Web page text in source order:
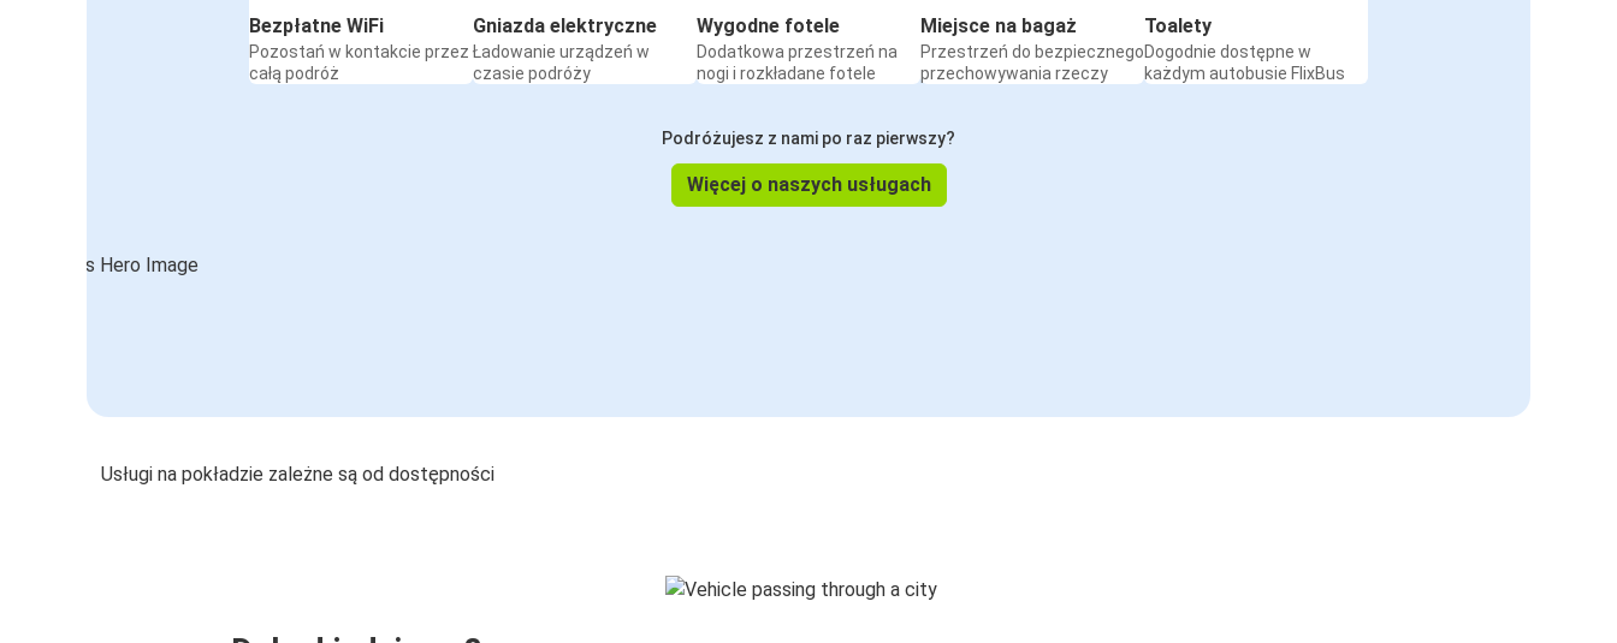
Bezpłatne WiFi
Pozostań w kontakcie przez
całą podróż
Gniazda elektryczne
Ładowanie urządzeń w
czasie podróży
Wygodne fotele
Dodatkowa przestrzeń na
nogi i rozkładane fotele
Miejsce na bagaż
Przestrzeń do bezpiecznego
przechowywania rzeczy
Toalety
Dogodnie dostępne w
każdym autobusie FlixBus
Podróżujesz z nami po raz pierwszy?
Więcej o naszych usługach
Usługi na pokładzie zależne są od dostępności